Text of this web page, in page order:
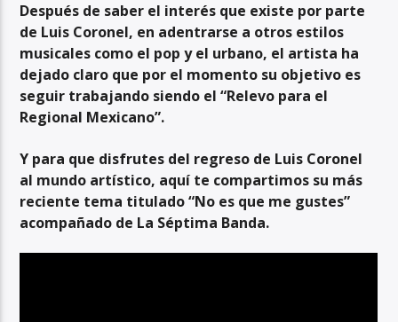
Después de saber el interés que existe por parte
de Luis Coronel, en adentrarse a otros estilos
musicales como el pop y el urbano, el artista ha
dejado claro que por el momento su objetivo es
seguir trabajando siendo el “Relevo para el
Regional Mexicano”.
Y para que disfrutes del regreso de Luis Coronel
al mundo artístico, aquí te compartimos su más
reciente tema titulado “No es que me gustes”
acompañado de La Séptima Banda.